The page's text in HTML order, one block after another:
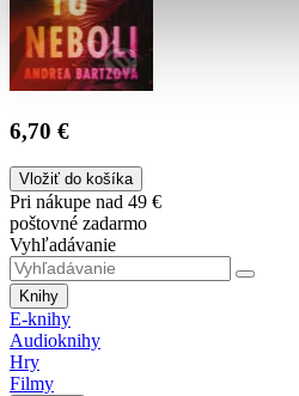
6,70 €
Vložiť do košíka
Pri nákupe nad 49 €
poštovné zadarmo
Vyhľadávanie
Knihy
E-knihy
Audioknihy
Hry
Filmy